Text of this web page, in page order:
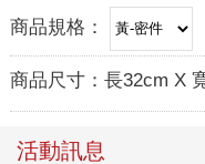
商品規格：
商品尺寸： 長32cm X
活動訊息